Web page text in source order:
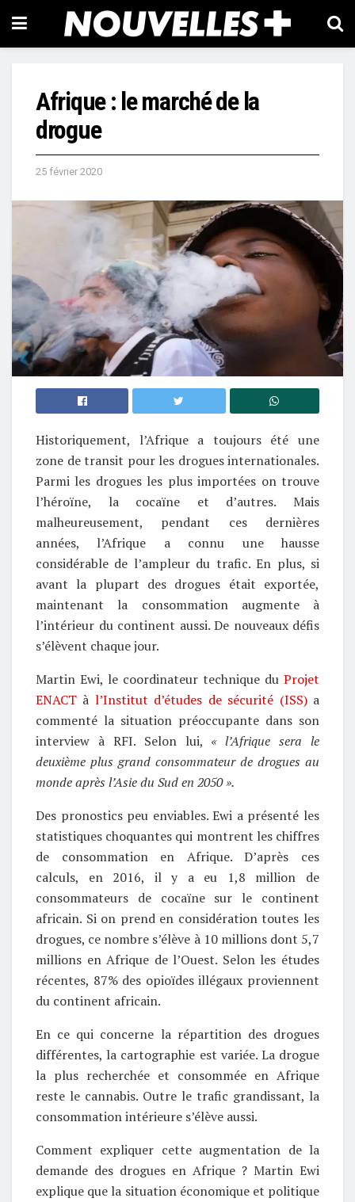
Afrique : le marché de la
drogue
25 février 2020
Historiquement, l’Afrique a toujours été une
zone de transit pour les drogues internationales.
Parmi les drogues les plus importées on trouve
l’héroïne, la cocaïne et d’autres. Mais
malheureusement, pendant ces dernières
années, l’Afrique a connu une hausse
considérable de l’ampleur du trafic. En plus, si
avant la plupart des drogues était exportée,
maintenant la consommation augmente à
l’intérieur du continent aussi. De nouveaux défis
s’élèvent chaque jour.
Martin Ewi, le coordinateur technique du Projet
ENACT à l’Institut d’études de sécurité (ISS)a
commenté la situation préoccupante dans son
interview à RFI. Selon lui, « l’Afrique sera le
deuxième plus grand consommateur de drogues au
monde après l’Asie du Sud en 2050 ».
Des pronostics peu enviables. Ewi a présenté les
statistiques choquantes qui montrent les chiffres
de consommation en Afrique. D’après ces
calculs, en 2016, il y a eu 1,8 million de
consommateurs de cocaïne sur le continent
africain. Si on prend en considération toutes les
drogues, ce nombre s’élève à 10 millions dont 5,7
millions en Afrique de l’Ouest. Selon les études
récentes, 87% des opioïdes illégaux proviennent
du continent africain.
En ce qui concerne la répartition des drogues
différentes, la cartographie est variée. La drogue
la plus recherchée et consommée en Afrique
reste le cannabis. Outre le trafic grandissant, la
consommation intérieure s’élève aussi.
Comment expliquer cette augmentation de la
demande des drogues en Afrique ? Martin Ewi
explique que la situation économique et politique